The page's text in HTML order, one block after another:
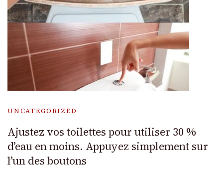
UNCATEGORIZED
Ajustez vos toilettes pour utiliser 30 %
d’eau en moins. Appuyez simplement sur
l’un des boutons